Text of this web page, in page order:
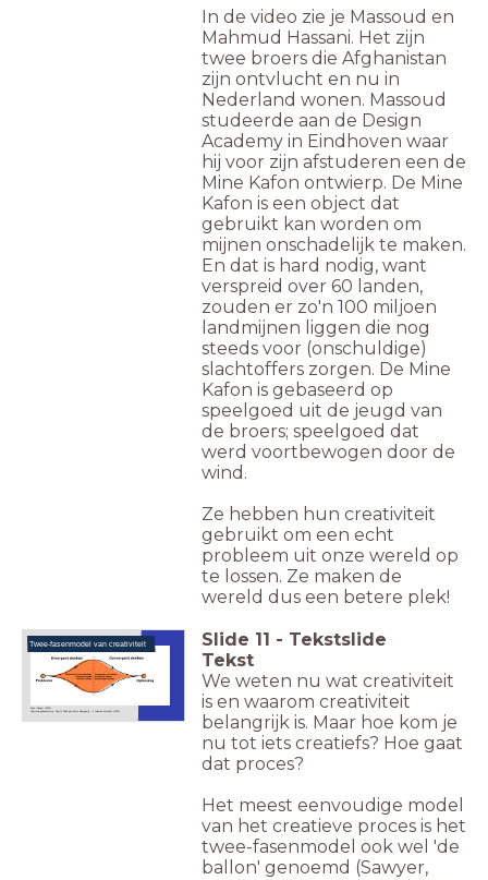
In de video zie je Massoud en
Mahmud Hassani. Het zijn
twee broers die Afghanistan
zijn ontvlucht en nu in
Nederland wonen. Massoud
studeerde aan de Design
Academy in Eindhoven waar
hij voor zijn afstuderen een de
Mine Kafon ontwierp. De Mine
Kafon is een object dat
gebruikt kan worden om
mijnen onschadelijk te maken.
En dat is hard nodig, want
verspreid over 60 landen,
zouden er zo'n 100 miljoen
landmijnen liggen die nog
steeds voor (onschuldige)
slachtoffers zorgen. De Mine
Kafon is gebaseerd op
speelgoed uit de jeugd van
de broers; speelgoed dat
werd voortbewogen door de
wind.
Ze hebben hun creativiteit
gebruikt om een echt
probleem uit onze wereld op
te lossen. Ze maken de
wereld dus een betere plek!
Twee-fasenmodel van creativiteit Slide 11 - Tekstslide
Tekst
We weten nu wat creativiteit
is en waarom creativiteit
belangrijk is. Maar hoe kom je
nu tot iets creatiefs? Hoe gaat
dat proces?
Het meest eenvoudige model
van het creatieve proces is het
twee-fasenmodel ook wel 'de
ballon' genoemd (Sawyer,